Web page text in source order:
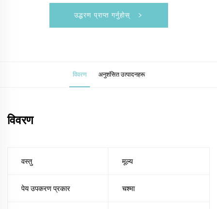
उद्धरण प्राप्त गर्नुहोस्
विवरण अनुशंसित उत्पादनहरू
विवरण
वस्तु मूल्य
पेय उपकरण प्रकार चश्मा